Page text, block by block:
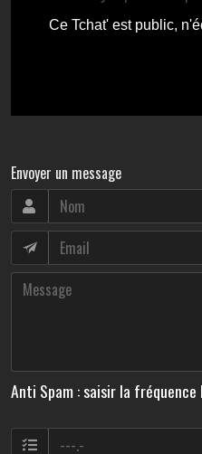
Envoyer un message
Anti Spam : saisir la fréquence